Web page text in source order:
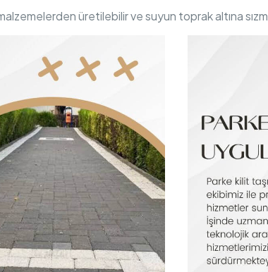
üretilebilir ve suyun toprak altına